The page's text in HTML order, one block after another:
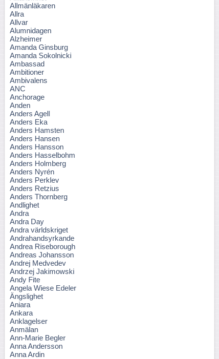
Allmänläkaren
Allra
Allvar
Alumnidagen
Alzheimer
Amanda Ginsburg
Amanda Sokolnicki
Ambassad
Ambitioner
Ambivalens
ANC
Anchorage
Anden
Anders Agell
Anders Eka
Anders Hamsten
Anders Hansen
Anders Hansson
Anders Hasselbohm
Anders Holmberg
Anders Nyrén
Anders Perklev
Anders Retzius
Anders Thornberg
Andlighet
Andra
Andra Day
Andra världskriget
Andrahandsyrkande
Andrea Riseborough
Andreas Johansson
Andrej Medvedev
Andrzej Jakimowski
Andy Fite
Angela Wiese Edeler
Ängslighet
Aniara
Ankara
Anklagelser
Anmälan
Ann-Marie Begler
Anna Andersson
Anna Ardin